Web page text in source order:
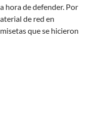
hora de defender. Por
de red en
que se hicieron